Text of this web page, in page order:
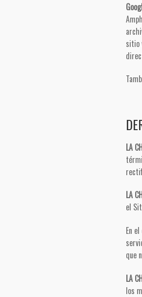
sitio
LA
LA
el
En
que
LA
los